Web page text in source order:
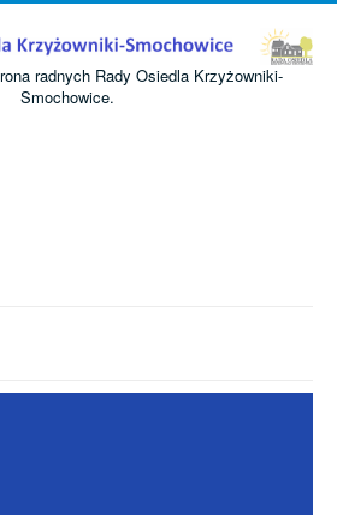
radnych Rady Osiedla Krzyżowniki-
Smochowice.